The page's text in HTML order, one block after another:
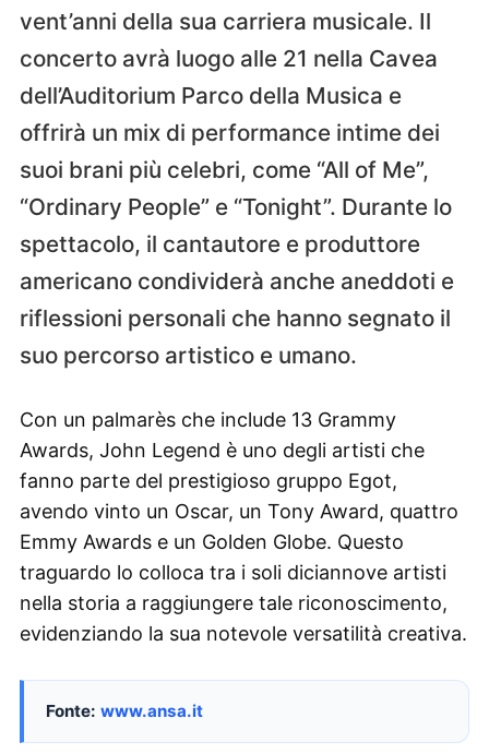
vent’anni della sua carriera musicale. Il
concerto avrà luogo alle 21 nella Cavea
dell’Auditorium Parco della Musica e
offrirà un mix di performance intime dei
suoi brani più celebri, come “All of Me”,
“Ordinary People” e “Tonight”. Durante lo
spettacolo, il cantautore e produttore
americano condividerà anche aneddoti e
riflessioni personali che hanno segnato il
suo percorso artistico e umano.
Con un palmarès che include 13 Grammy
Awards, John Legend è uno degli artisti che
fanno parte del prestigioso gruppo Egot,
avendo vinto un Oscar, un Tony Award, quattro
Emmy Awards e un Golden Globe. Questo
traguardo lo colloca tra i soli diciannove artisti
nella storia a raggiungere tale riconoscimento,
evidenziando la sua notevole versatilità creativa.
Fonte: www.ansa.it